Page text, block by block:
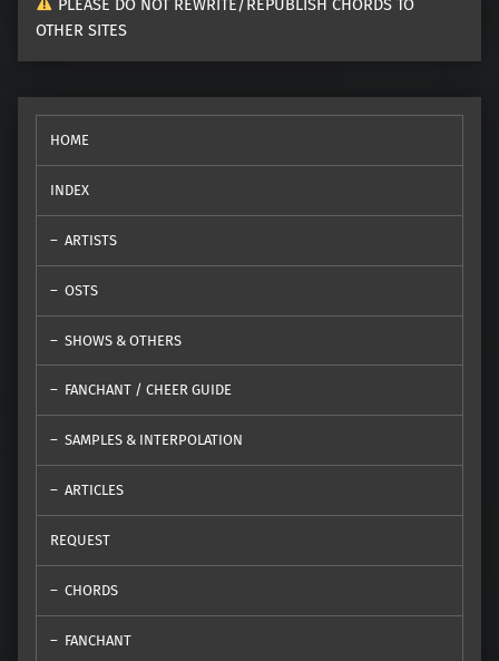
PLEASE DO NOT REWRITE/REPUBLISH CHORDS TO
OTHER SITES
HOME
INDEX
ARTISTS
OSTS
SHOWS & OTHERS
FANCHANT / CHEER GUIDE
SAMPLES & INTERPOLATION
ARTICLES
REQUEST
CHORDS
FANCHANT